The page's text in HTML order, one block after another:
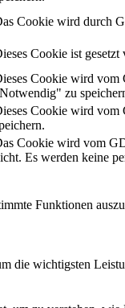
Cookie wird durch
Cookie ist
Cookie wird vom
zu
Cookie wird vom
Cookie wird vom
Es werden keine
Funktionen
die wichtigsten